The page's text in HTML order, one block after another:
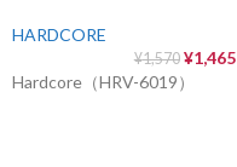
HARDCORE
¥1,570 ¥1,465
Hardcore（HRV-6019）